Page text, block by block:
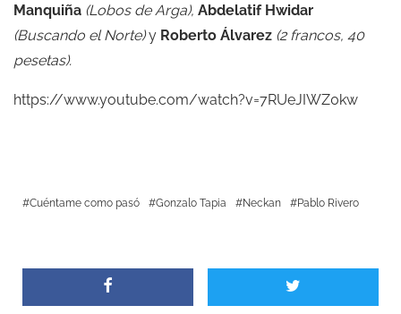
Manquiña (Lobos de Arga), Abdelatif Hwidar
(Buscando el Norte)y Roberto Álvarez (2 francos, 40
pesetas).
https://www.youtube.com/watch?v=7RUeJIWZ0kw
Cuéntame como pasó Gonzalo Tapia Neckan Pablo Rivero